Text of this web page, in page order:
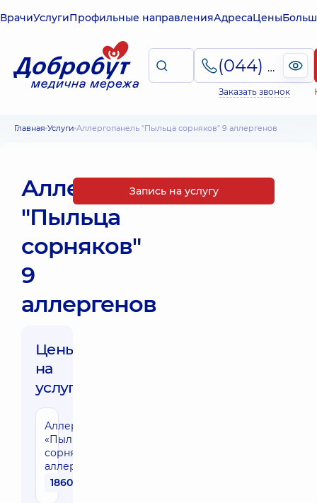
ВрачиУслугиПрофильные направленияАдресаЦены
(044) 495-2-888
Заказать звонок
Главная Услуги Аллергопанель "Пыльца сорняков" 9 аллергенов
Аллергопанель
"Пыльца
сорняков"
9
аллергенов
Цены
на
услуги:
Аллергопанель
«Пыльца
сорняков» 9
аллергенов
1860 грн
Запись на услугу